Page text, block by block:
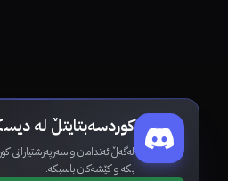
کوردسەبتایتڵ لە
لەگەڵ ئەندامان و سەرپەرشتیارانی
بکە و کێشەکان باسبکە.